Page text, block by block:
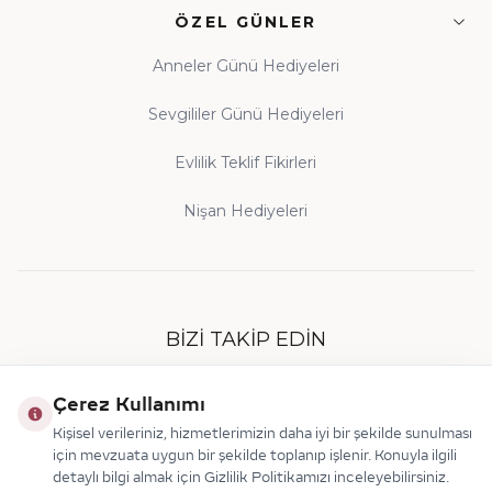
ÖZEL GÜNLER
Anneler Günü Hediyeleri
Sevgililer Günü Hediyeleri
Evlilik Teklif Fikirleri
Nişan Hediyeleri
BIZI TAKIP EDIN
Çerez Kullanımı
Kişisel verileriniz, hizmetlerimizin daha iyi bir şekilde sunulması
için mevzuata uygun bir şekilde toplanıp işlenir. Konuyla ilgili
detaylı bilgi almak için Gizlilik Politikamızı inceleyebilirsiniz.